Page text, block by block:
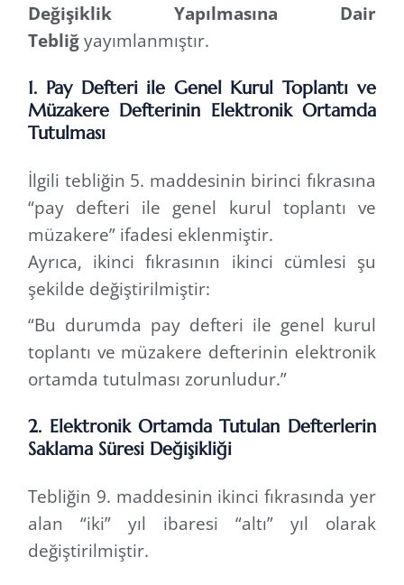
Değişiklik Yapılmasına Dair
Tebliğyayımlanmıştır.
1. Pay Defteri ile Genel Kurul Toplantı ve
Müzakere Defterinin Elektronik Ortamda
Tutulması
İlgili tebliğin 5. maddesinin birinci fıkrasına
“pay defteri ile genel kurul toplantı ve
müzakere” ifadesi eklenmiştir.
Ayrıca, ikinci fıkrasının ikinci cümlesi şu
şekilde değiştirilmiştir:
“Bu durumda pay defteri ile genel kurul
toplantı ve müzakere defterinin elektronik
ortamda tutulması zorunludur.”
2. Elektronik Ortamda Tutulan Defterlerin
Saklama Süresi Değişikliği
Tebliğin 9. maddesinin ikinci fıkrasında yer
alan “iki” yıl ibaresi “altı” yıl olarak
değiştirilmiştir.